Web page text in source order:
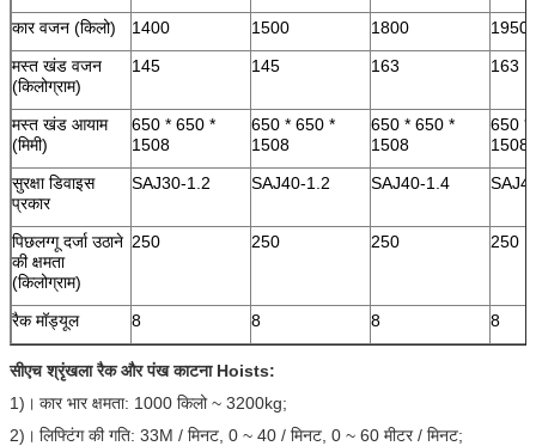
कार वजन (किलो) 1400 1500 1800
1950
मस्त खंड वजन
(किलोग्राम)
145 145 163 163
मस्त खंड आयाम
(मिमी)
650 * 650 *
1508
650 * 650 *
1508
650 * 650 *
1508
650 *
1508
सुरक्षा डिवाइस
प्रकार
SAJ30-1.2 SAJ40-1.2 SAJ40-1.4
पिछलग्गू दर्जा उठाने
की क्षमता
(किलोग्राम)
250 250 250 250
रैक मॉड्यूल 8 8 8 8
सीएच श्रृंखला रैक और पंख काटना Hoists:
1)। कार भार क्षमता: 1000 किलो ~ 3200kg;
2)। लिफ्टिंग की गति: 33M / मिनट, 0 ~ 40 / मिनट, 0 ~ 60 मीटर / मिनट;